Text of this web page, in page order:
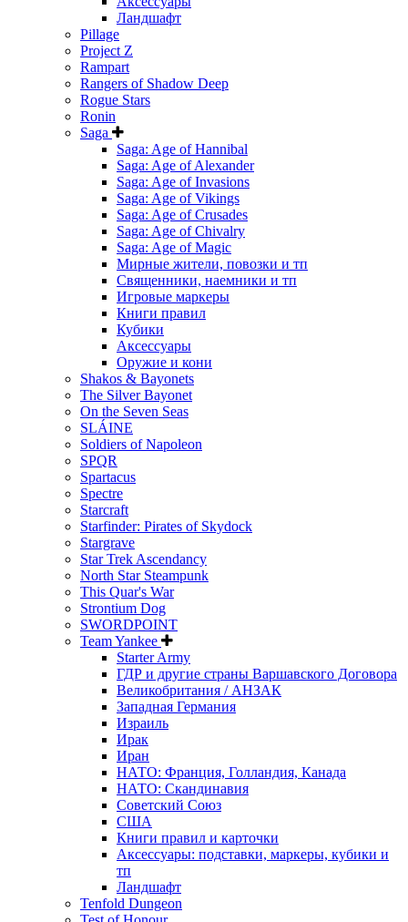
Ландшафт
Pillage
Project Z
Rampart
Rangers of Shadow Deep
Rogue Stars
Ronin
Saga
Saga: Age of Hannibal
Saga: Age of Alexander
Saga: Age of Invasions
Saga: Age of Vikings
Saga: Age of Crusades
Saga: Age of Chivalry
Saga: Age of Magic
Мирные жители, повозки и тп
Священники, наемники и тп
Игровые маркеры
Книги правил
Кубики
Аксессуары
Оружие и кони
Shakos & Bayonets
The Silver Bayonet
On the Seven Seas
SLÁINE
Soldiers of Napoleon
SPQR
Spartacus
Spectre
Starcraft
Starfinder: Pirates of Skydock
Stargrave
Star Trek Ascendancy
North Star Steampunk
This Quar's War
Strontium Dog
SWORDPOINT
Team Yankee
Starter Army
ГДР и другие страны Варшавского Договора
Великобритания / АНЗАК
Западная Германия
Израиль
Ирак
Иран
НАТО: Франция, Голландия, Канада
НАТО: Скандинавия
Советский Союз
США
Книги правил и карточки
Аксессуары: подставки, маркеры, кубики и
тп
Ландшафт
Tenfold Dungeon